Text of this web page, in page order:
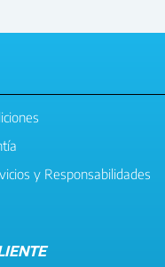
y Responsabilidades